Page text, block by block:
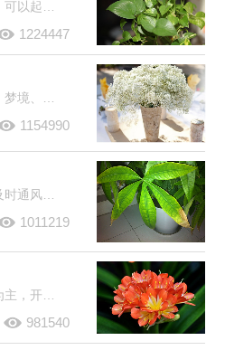
1224447
1154990
浇水不当引起的叶子发黄应及时通风、翻盆。夏季因温度过高造成发财树黄叶，及时将植株移到阴凉的地方。施肥过多导致发财树根部腐烂，将植株脱盆，清理腐烂的部分，换上新土，重新栽种。
1011219
981540